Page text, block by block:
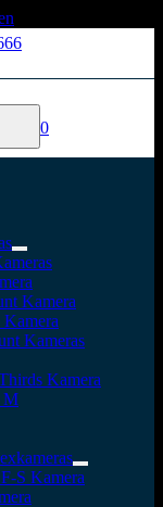
0
Kamera
Kameras
Kamera
M
S Kamera